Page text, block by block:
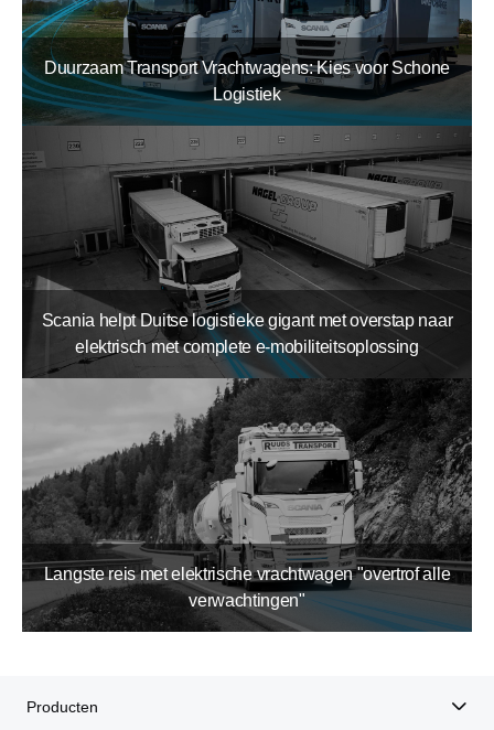
Duurzaam Transport Vrachtwagens: Kies voor Schone
Logistiek
Scania helpt Duitse logistieke gigant met overstap naar
elektrisch met complete e-mobiliteitsoplossing
Langste reis met elektrische vrachtwagen "overtrof alle
verwachtingen"
Producten